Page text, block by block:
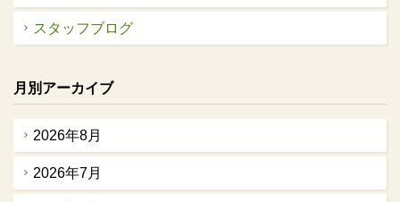
スタッフブログ
月別アーカイブ
2026年8月
2026年7月